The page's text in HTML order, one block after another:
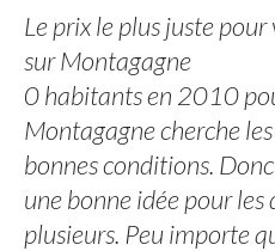
Le prix le plus juste
sur Montagagne
0 habitants en 2010
Montagagne cherche
bonnes conditions.
une bonne idée pour les
plusieurs. Peu importe